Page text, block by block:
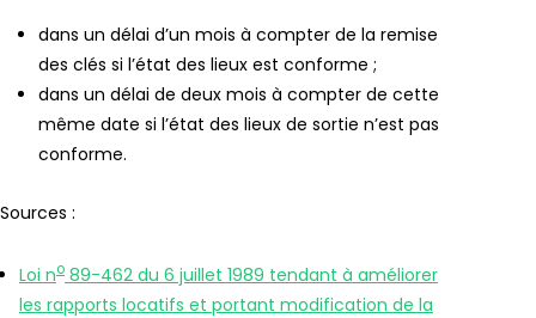
dans un délai d’un mois à compter de la remise
des clés si l’état des lieux est conforme ;
dans un délai de deux mois à compter de cette
même date si l’état des lieux de sortie n’est pas
conforme.
Sources :
Loi no 89-462 du 6 juillet 1989 tendant à améliorer
les rapports locatifs et portant modification de la